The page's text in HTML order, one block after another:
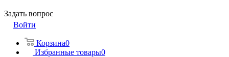
Задать вопрос
Войти
Корзина0
Избранные товары0